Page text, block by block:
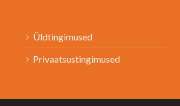
Üldtingimused
Privaatsustingimused